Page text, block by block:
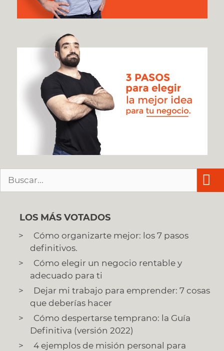
LOS MÁS VOTADOS
Cómo organizarte mejor: los 7 pasos
definitivos.
Cómo elegir un negocio rentable y
adecuado para ti
Dejar mi trabajo para emprender: 7 cosas
que deberías hacer
Cómo despertarse temprano: la Guía
Definitiva (versión 2022)
4 ejemplos de misión personal para